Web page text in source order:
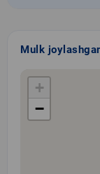
Mulk
+
−